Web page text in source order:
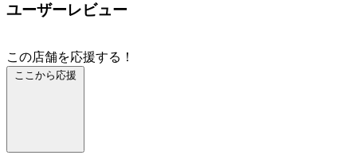
ユーザーレビュー
この店舗を応援する！
ここから応援